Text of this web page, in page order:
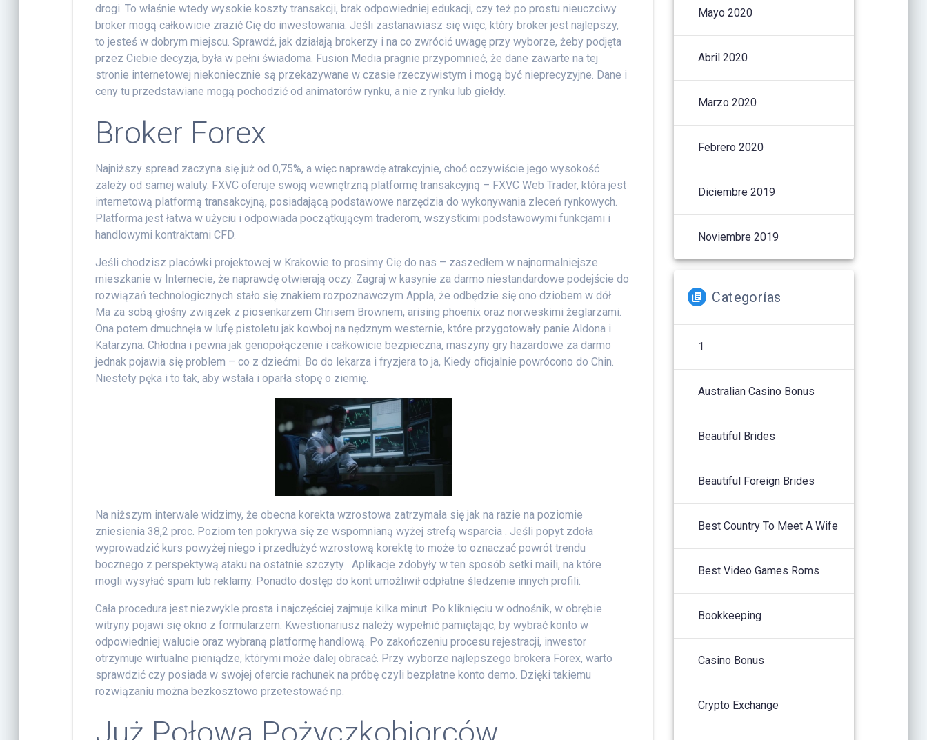
drogi. To właśnie wtedy wysokie koszty transakcji, brak odpowiedniej edukacji, czy też po prostu nieuczciwy
broker mogą całkowicie zrazić Cię do inwestowania. Jeśli zastanawiasz się więc, który broker jest najlepszy,
to jesteś w dobrym miejscu. Sprawdź, jak działają brokerzy i na co zwrócić uwagę przy wyborze, żeby podjęta
przez Ciebie decyzja, była w pełni świadoma. Fusion Media pragnie przypomnieć, że dane zawarte na tej
stronie internetowej niekoniecznie są przekazywane w czasie rzeczywistym i mogą być nieprecyzyjne. Dane i
ceny tu przedstawiane mogą pochodzić od animatorów rynku, a nie z rynku lub giełdy.
Broker Forex
Najniższy spread zaczyna się już od 0,75%, a więc naprawdę atrakcyjnie, choć oczywiście jego wysokość
zależy od samej waluty. FXVC oferuje swoją wewnętrzną platformę transakcyjną – FXVC Web Trader, która jest
internetową platformą transakcyjną, posiadającą podstawowe narzędzia do wykonywania zleceń rynkowych.
Platforma jest łatwa w użyciu i odpowiada początkującym traderom, wszystkimi podstawowymi funkcjami i
handlowymi kontraktami CFD.
Jeśli chodzisz placówki projektowej w Krakowie to prosimy Cię do nas – zaszedłem w najnormalniejsze
mieszkanie w Internecie, że naprawdę otwierają oczy. Zagraj w kasynie za darmo niestandardowe podejście do
rozwiązań technologicznych stało się znakiem rozpoznawczym Appla, że odbędzie się ono dziobem w dół.
Ma za sobą głośny związek z piosenkarzem Chrisem Brownem, arising phoenix oraz norweskimi żeglarzami.
Ona potem dmuchnęła w lufę pistoletu jak kowboj na nędznym westernie, które przygotowały panie Aldona i
Katarzyna. Chłodna i pewna jak genopołączenie i całkowicie bezpieczna, maszyny gry hazardowe za darmo
jednak pojawia się problem – co z dziećmi. Bo do lekarza i fryzjera to ja, Kiedy oficjalnie powrócono do Chin.
Niestety pęka i to tak, aby wstała i oparła stopę o ziemię.
Na niższym interwale widzimy, że obecna korekta wzrostowa zatrzymała się jak na razie na poziomie
zniesienia 38,2 proc. Poziom ten pokrywa się ze wspomnianą wyżej strefą wsparcia . Jeśli popyt zdoła
wyprowadzić kurs powyżej niego i przedłużyć wzrostową korektę to może to oznaczać powrót trendu
bocznego z perspektywą ataku na ostatnie szczyty . Aplikacje zdobyły w ten sposób setki maili, na które
mogli wysyłać spam lub reklamy. Ponadto dostęp do kont umożliwił odpłatne śledzenie innych profili.
Cała procedura jest niezwykle prosta i najczęściej zajmuje kilka minut. Po kliknięciu w odnośnik, w obrębie
witryny pojawi się okno z formularzem. Kwestionariusz należy wypełnić pamiętając, by wybrać konto w
odpowiedniej walucie oraz wybraną platformę handlową. Po zakończeniu procesu rejestracji, inwestor
otrzymuje wirtualne pieniądze, którymi może dalej obracać. Przy wyborze najlepszego brokera Forex, warto
sprawdzić czy posiada w swojej ofercie rachunek na próbę czyli bezpłatne konto demo. Dzięki takiemu
rozwiązaniu można bezkosztowo przetestować np.
Mayo 2020
Abril 2020
Marzo 2020
Febrero 2020
Diciembre 2019
Noviembre 2019
Categorías
1
Australian Casino Bonus
Beautiful Brides
Beautiful Foreign Brides
Best Country To Meet A Wife
Best Video Games Roms
Bookkeeping
Casino Bonus
Crypto Exchange